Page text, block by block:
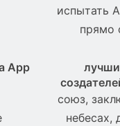
испытать
прямо
App
союз,
небесах,